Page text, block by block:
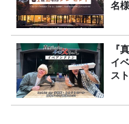
名
『
イ
ス